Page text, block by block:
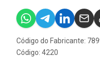
Código do Fabricante:
Código: 4220